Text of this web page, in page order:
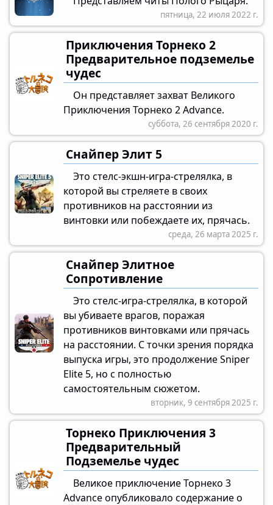
пятница, 22 июля 2022 г.
Приключения Торнеко 2
Предварительное подземелье
чудес
Он представляет захват Великого
Приключения Торнеко 2 Advance.
суббота, 26 сентября 2020 г.
Снайпер Элит 5
Это стелс-экшн-игра-стрелялка, в
которой вы стреляете в своих
противников на расстоянии из
винтовки или побеждаете их, прячась.
среда, 26 марта 2025 г.
Снайпер Элитное
Сопротивление
Это стелс-игра-стрелялка, в которой
вы убиваете врагов, поражая
противников винтовками или прячась
на расстоянии. С точки зрения порядка
выпуска игры, это продолжение Sniper
Elite 5, но с полностью
самостоятельным сюжетом.
вторник, 9 сентября 2025 г.
Торнеко Приключения 3
Предварительный
Подземелье чудес
Великое приключение Торнеко 3
Advance опубликовало содержание о